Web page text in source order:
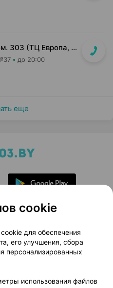
ул. Сурганова, д. 57Б-8, пом. 303 (ТЦ Европа, 3 этаж)
до 20:00
еще
проекта
Медицинский маркетинг
Доставка
Вакансии Партнеры
cookie
для обеспечения
его улучшения, сбора
персонализированных
использования файлов